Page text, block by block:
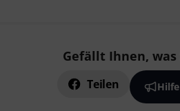
Gefällt Ihnen, was
Teilen